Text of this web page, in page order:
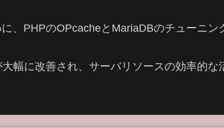
、PHPのOPcacheとMariaDBのチューニン
幅に改善され、サーバリソースの効率的な